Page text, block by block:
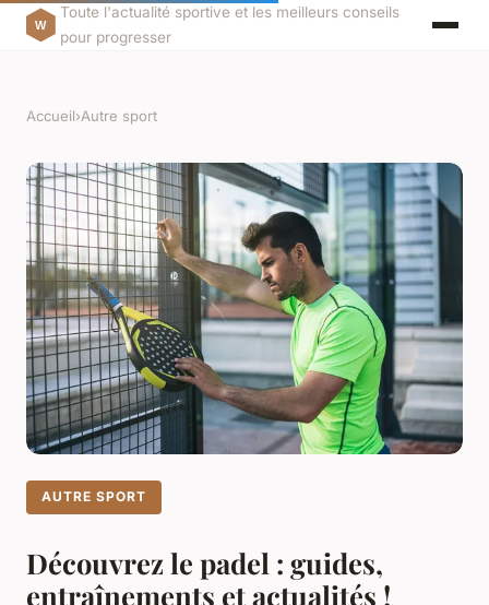
Toute l'actualité sportive et les meilleurs conseils
pour progresser
Accueil›Autre sport
AUTRE SPORT
Découvrez le padel : guides,
entraînements et actualités !